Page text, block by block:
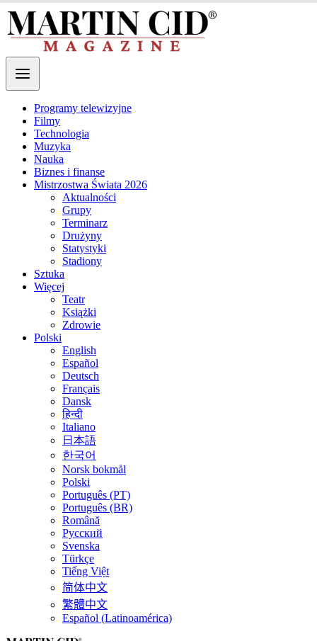
Programy telewizyjne
Filmy
Technologia
Muzyka
Nauka
Biznes i finanse
Mistrzostwa Świata 2026
Aktualności
Grupy
Terminarz
Drużyny
Statystyki
Stadiony
Sztuka
Więcej
Teatr
Książki
Zdrowie
Polski
English
Español
Deutsch
Français
Dansk
हिन्दी
Italiano
日本語
한국어
Norsk bokmål
Polski
Português (PT)
Português (BR)
Română
Русский
Svenska
Türkçe
Tiếng Việt
简体中文
繁體中文
Español (Latinoamérica)